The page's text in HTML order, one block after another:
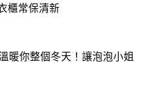
櫃常保清新
暖你整個冬天！讓泡泡小姐